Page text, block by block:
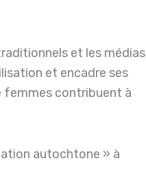
et les médias
et encadre ses
femmes contribuent à
autochtone » à